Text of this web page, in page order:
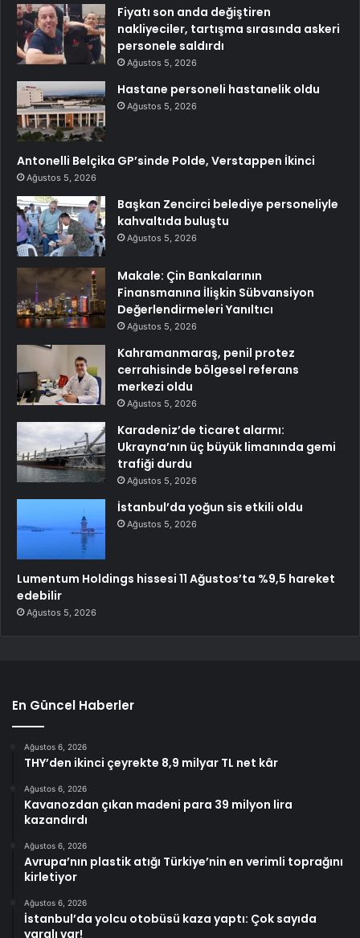
Fiyatı son anda değiştiren
nakliyeciler, tartışma sırasında askeri
personele saldırdı
Ağustos 5, 2026
Hastane personeli hastanelik oldu
Ağustos 5, 2026
Antonelli Belçika GP’sinde Polde, Verstappen İkinci
Ağustos 5, 2026
Başkan Zencirci belediye personeliyle
kahvaltıda buluştu
Ağustos 5, 2026
Makale: Çin Bankalarının
Finansmanına İlişkin Sübvansiyon
Değerlendirmeleri Yanıltıcı
Ağustos 5, 2026
Kahramanmaraş, penil protez
cerrahisinde bölgesel referans
merkezi oldu
Ağustos 5, 2026
Karadeniz’de ticaret alarmı:
Ukrayna’nın üç büyük limanında gemi
trafiği durdu
Ağustos 5, 2026
İstanbul’da yoğun sis etkili oldu
Ağustos 5, 2026
Lumentum Holdings hissesi 11 Ağustos’ta %9,5 hareket
edebilir
Ağustos 5, 2026
En Güncel Haberler
Ağustos 6, 2026
THY’den ikinci çeyrekte 8,9 milyar TL net kâr
Ağustos 6, 2026
Kavanozdan çıkan madeni para 39 milyon lira
kazandırdı
Ağustos 6, 2026
Avrupa’nın plastik atığı Türkiye’nin en verimli toprağını
kirletiyor
Ağustos 6, 2026
İstanbul’da yolcu otobüsü kaza yaptı: Çok sayıda
yaralı var!